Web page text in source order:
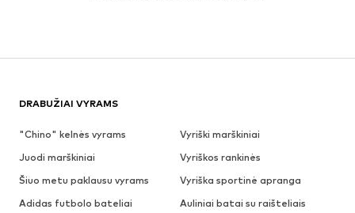
DRABUŽIAI VYRAMS
"Chino" kelnės vyrams
Vyriški marškiniai
Juodi marškiniai
Vyriškos rankinės
Šiuo metu paklausu vyrams
Vyriška sportinė apranga
Adidas futbolo bateliai
Auliniai batai su raišteliais